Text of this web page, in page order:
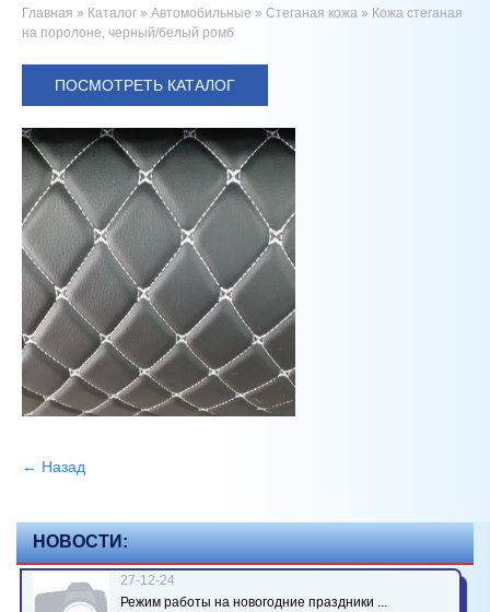
НОВОСТИ:
27-12-24
Режим работы на новогодние праздники ...
Главная » Каталог » Автомобильные » Стеганая кожа » Кожа стеганая
на поролоне, черный/белый ромб
ПОСМОТРЕТЬ КАТАЛОГ
← Назад